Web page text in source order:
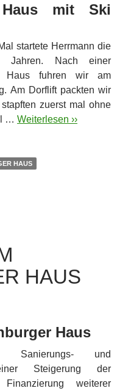
Haus mit Ski
startete Herrmann die
Jahren.
Nach einer
Haus fuhren wir am
Am Dorflift packten wir
zuerst mal ohne
… Weiterlesen ››
HAUS
HAUS
Haus
und
einer Steigerung der
weiterer